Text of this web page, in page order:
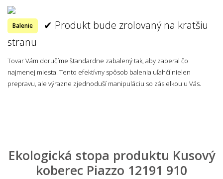
Balenie
✔ Produkt bude zrolovaný na kratšiu
stranu
Tovar Vám doručíme štandardne zabalený tak, aby zaberal čo
najmenej miesta. Tento efektívny spôsob balenia uľahčí nielen
prepravu, ale výrazne zjednoduší manipuláciu so zásielkou u Vás.
Ekologická stopa produktu Kusový
koberec Piazzo 12191 910